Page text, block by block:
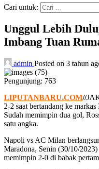
Cari untuk:
Unggul Lebih
Imbang Tuan
admin Posted on 3 tahun
Pengunjung: 763
LIPUTANBARU.COM//
2-2 saat bertandang ke
Sudah memimpin dua gol,
satu angka.
Napoli vs AC Milan
Maradona, Senin (30/10/
memimpin 2-0 di babak